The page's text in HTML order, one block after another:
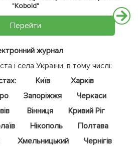
"Kobold"
Перейти
журнал
і села України, в тому числі:
Київ
Харків
Запоріжжя
Черкаси
Вінниця
Кривий Ріг
Нікополь
Полтава
Хмельницький
Чернігів